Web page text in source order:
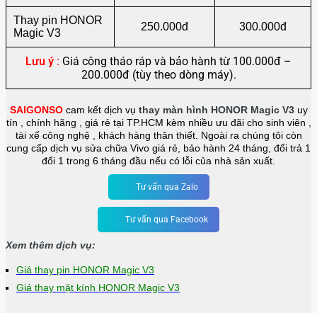
Thay pin HONOR
Magic V3
250.000đ 300.000đ
Lưu ý : Giá công tháo ráp và bảo hành từ 100.000đ –
200.000đ (tùy theo dòng máy).
SAIGONSO cam kết dịch vụ thay màn hình HONOR Magic V3 uy
tín , chính hãng , giá rẻ tại TP.HCM kèm nhiều ưu đãi cho sinh viên ,
tài xế công nghệ , khách hàng thân thiết. Ngoài ra chúng tôi còn
cung cấp dịch vụ sửa chữa Vivo giá rẻ, bảo hành 24 tháng, đổi trả 1
đổi 1 trong 6 tháng đầu nếu có lỗi của nhà sản xuất.
Tư vấn qua Zalo
Tư vấn qua Facebook
Xem thêm dịch vụ:
Giá thay pin HONOR Magic V3
Giá thay mặt kính HONOR Magic V3